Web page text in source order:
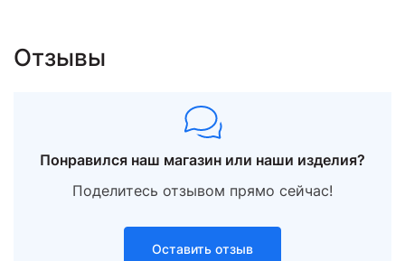
Отзывы
Понравился наш магазин или наши изделия?
Поделитесь отзывом прямо сейчас!
Оставить отзыв